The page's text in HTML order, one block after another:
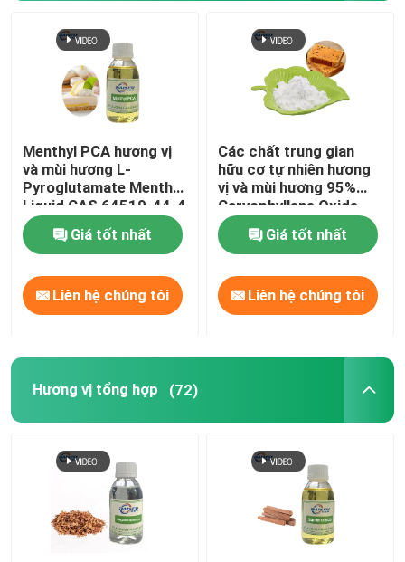
Menthyl PCA hương vị
và mùi hương L-
Pyroglutamate Menthol
Liquid CAS 64519-44-4
Giá tốt nhất
Liên hệ chúng tôi
Các chất trung gian
hữu cơ tự nhiên hương
vị và mùi hương 95%
Caryophyllene Oxide
CAS 1139-30-6
Giá tốt nhất
Liên hệ chúng tôi
Hương vị tổng hợp (72)